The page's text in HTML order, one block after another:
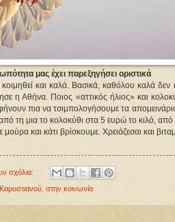
μας έχει παρεξηγήσει οριστικά
και καλά. Βασικά, καθόλου καλά δεν
η Αθήνα. Ποιος «αττικός ήλιος» και
πια να τσιμπολογήσουμε τα
τη μια το κολοκύθι στα 5 ευρώ το κιλό,
και κάτι βρίσκουμε. Χρειάζεσαι και
σχόλια:
Καρυστιανού στην κοινωνία